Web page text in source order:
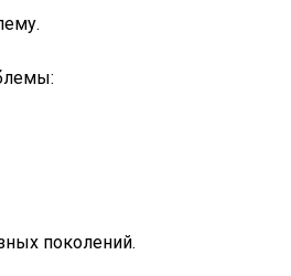
поколений.